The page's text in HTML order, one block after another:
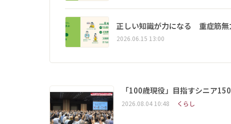
正しい知識が力になる 重症筋無
2026.06.15 13:00
「100歳現役」目指すシニア
2026.08.04 10:48 くらし